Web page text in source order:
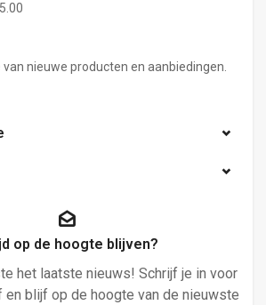
van nieuwe producten en aanbiedingen.
op de hoogte blijven?
het laatste nieuws! Schrijf je in voor
blijf op de hoogte van de nieuwste